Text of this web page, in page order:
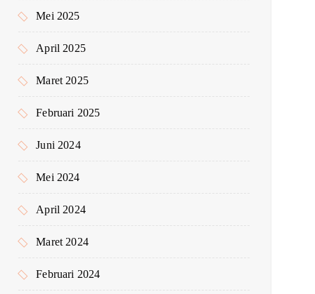
Mei 2025
April 2025
Maret 2025
Februari 2025
Juni 2024
Mei 2024
April 2024
Maret 2024
Februari 2024